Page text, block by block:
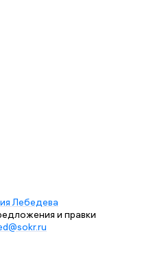
Лебедева
и правки